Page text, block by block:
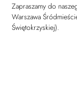
Zapraszamy do
Warszawa
Świętokrzyskiej).